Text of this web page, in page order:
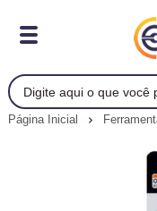
Página Inicial